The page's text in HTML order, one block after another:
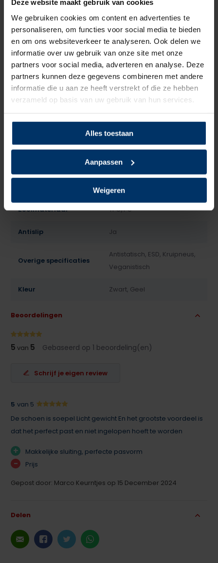
Deze website maakt gebruik van cookies
We gebruiken cookies om content en advertenties te
personaliseren, om functies voor social media te bieden
en om ons websiteverkeer te analyseren. Ook delen we
informatie over uw gebruik van onze site met onze
partners voor social media, adverteren en analyse. Deze
partners kunnen deze gegevens combineren met andere
informatie die u aan ze heeft verstrekt of die ze hebben
verzameld op basis van uw gebruik van hun services.
Alles toestaan
Aanpassen
Weigeren
Merk HKS
Normering S3
Leest Heren
Model Hoog
Sluiting BOA
Bovenmateriaal Microvezel
Staal
Kunststof
Zoolmateriaal TPU/PU
Antislip Ja
Overige specificaties
Antistatisch, ESD, Kruipneus,
Veganistisch
Kleur Zwart, Geel
Beoordelingen
5 van 5 Gebaseerd op 1 beoordeling(en)
Schrijf je eigen review
5 van 5
De schoen is soepel Licht gewicht En het grootste voordeel is
dat het perfect past en niet ingelopen hoeft te worden
+ Makkelijke sluiting, perfecte pasvorm
-
Prijs
Gepost door: Marco Keurntjes op 15 December 2024
Delen